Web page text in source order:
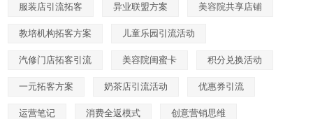
服装店引流拓客 异业联盟方案 美容院共享店铺
教培机构拓客方案 儿童乐园引流活动
汽修门店拓客引流 美容院闺蜜卡 积分兑换活动
一元拓客方案 奶茶店引流活动 优惠券引流
运营笔记 消费全返模式 创意营销思维